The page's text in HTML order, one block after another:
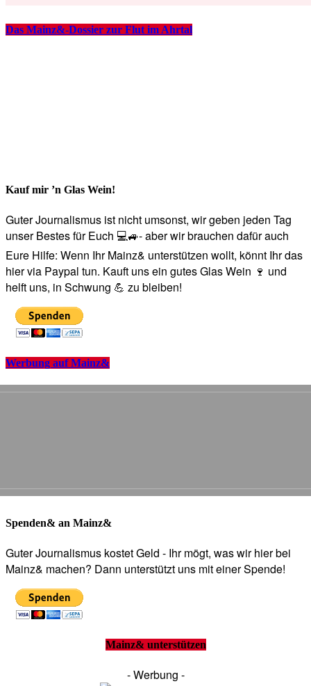
Das Mainz&-Dossier zur Flut im Ahrtal
Kauf mir ’n Glas Wein!
Guter Journalismus ist nicht umsonst, wir geben jeden Tag
unser Bestes für Euch 💻🚙- aber wir brauchen dafür auch
Eure Hilfe: Wenn Ihr Mainz& unterstützen wollt, könnt Ihr das
hier via Paypal tun. Kauft uns ein gutes Glas Wein 🍷 und
helft uns, in Schwung 💪 zu bleiben!
Werbung auf Mainz&
Spenden& an Mainz&
Guter Journalismus kostet Geld - Ihr mögt, was wir hier bei
Mainz& machen? Dann unterstützt uns mit einer Spende!
Mainz& unterstützen
- Werbung -